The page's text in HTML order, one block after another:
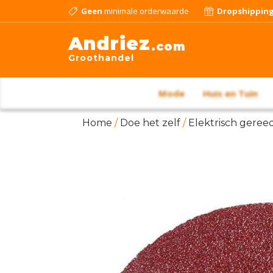
Geen minimale orderwaarde
Andriez.com
Groothandel
Mode Huis en Tuin
Home / Doe het zelf / Elektrisch